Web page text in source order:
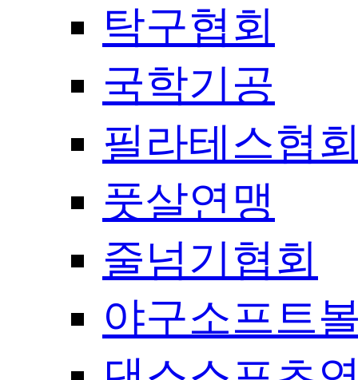
탁구협회
국학기공
필라테스협
풋살연맹
줄넘기협회
야구소프트